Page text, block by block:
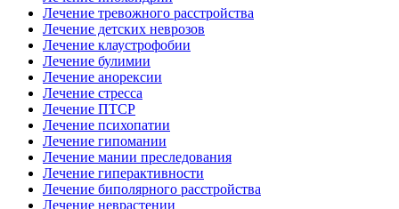
Лечение тревожного расстройства
Лечение детских неврозов
Лечение клаустрофобии
Лечение булимии
Лечение анорексии
Лечение стресса
Лечение ПТСР
Лечение психопатии
Лечение гипомании
Лечение мании преследования
Лечение гиперактивности
Лечение биполярного расстройства
Лечение неврастении